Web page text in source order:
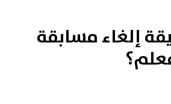
إلغاء مسابقة